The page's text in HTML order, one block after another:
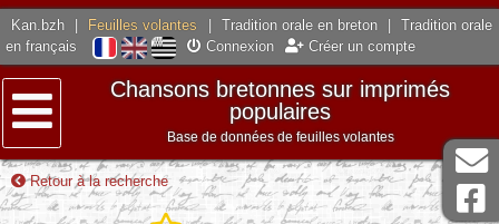
Kan.bzh Feuilles volantes Tradition orale en breton
Tradition orale
en français
Connexion Créer un compte
Menu
Chansons bretonnes sur imprimés
populaires
Base de données de feuilles volantes
Retour à la recherche